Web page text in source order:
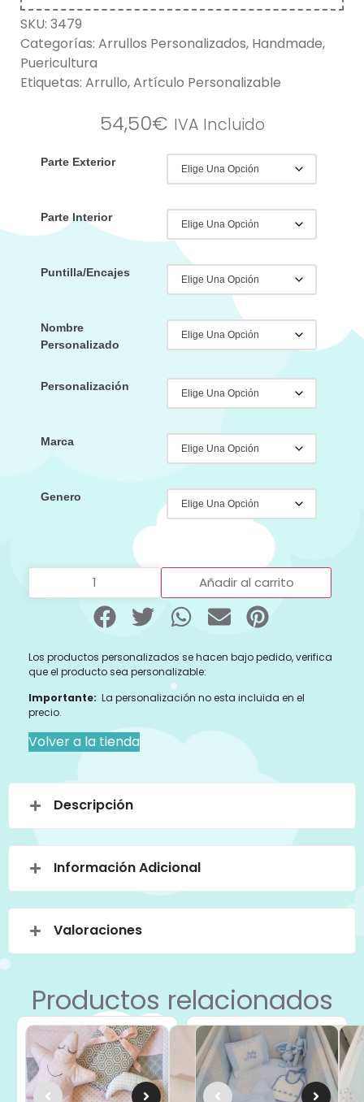
SKU: 3479
Categorías: Arrullos Personalizados, Handmade,
Puericultura
Etiquetas: Arrullo,Artículo Personalizable
54,50€ IVA Incluido
Parte Exterior
Parte Interior
Puntilla/Encajes
Nombre
Personalizado
Personalización
Marca
Genero
Añadir al carrito
Los productos personalizados se hacen bajo pedido, verifica
que el producto sea personalizable:
Importante: La personalización no esta incluida en el
precio.
Volver a la tienda
Descripción
Información Adicional
Valoraciones
Productos relacionados